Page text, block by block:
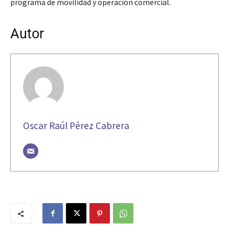
programa de movilidad y operación comercial.
Autor
Oscar Raúl Pérez Cabrera